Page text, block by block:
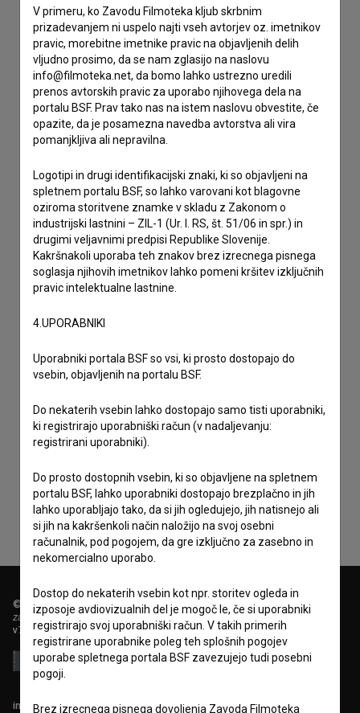
imam vprašanje
prijavljam napako
želim dodati podatke
drugo
Sprejemamsplošne pogoje
© 2018-2026, Filmoteka,
zavod za širjenje filmske kulture
v7.151.0
info@filmoteka.si
V primeru, ko Zavodu Filmoteka kljub skrbnim
prizadevanjem ni uspelo najti vseh avtorjev oz. imetnikov
pravic, morebitne imetnike pravic na objavljenih delih
vljudno prosimo, da se nam zglasijo na naslovu
info@filmoteka.net, da bomo lahko ustrezno uredili
prenos avtorskih pravic za uporabo njihovega dela na
portalu BSF. Prav tako nas na istem naslovu obvestite, če
opazite, da je posamezna navedba avtorstva ali vira
pomanjkljiva ali nepravilna.
Logotipi in drugi identifikacijski znaki, ki so objavljeni na
spletnem portalu BSF, so lahko varovani kot blagovne
oziroma storitvene znamke v skladu z Zakonom o
industrijski lastnini – ZIL-1 (Ur. l. RS, št. 51/06 in spr.) in
drugimi veljavnimi predpisi Republike Slovenije.
Kakršnakoli uporaba teh znakov brez izrecnega pisnega
soglasja njihovih imetnikov lahko pomeni kršitev izključnih
pravic intelektualne lastnine.
4.UPORABNIKI
Uporabniki portala BSF so vsi, ki prosto dostopajo do
vsebin, objavljenih na portalu BSF.
Do nekaterih vsebin lahko dostopajo samo tisti uporabniki,
ki registrirajo uporabniški račun (v nadaljevanju:
registrirani uporabniki).
Do prosto dostopnih vsebin, ki so objavljene na spletnem
portalu BSF, lahko uporabniki dostopajo brezplačno in jih
lahko uporabljajo tako, da si jih ogledujejo, jih natisnejo ali
si jih na kakršenkoli način naložijo na svoj osebni
računalnik, pod pogojem, da gre izključno za zasebno in
nekomercialno uporabo.
Dostop do nekaterih vsebin kot npr. storitev ogleda in
izposoje avdiovizualnih del je mogoč le, če si uporabniki
registrirajo svoj uporabniški račun. V takih primerih
registrirane uporabnike poleg teh splošnih pogojev
uporabe spletnega portala BSF zavezujejo tudi posebni
pogoji.
Brez izrecnega pisnega dovoljenja Zavoda Filmoteka